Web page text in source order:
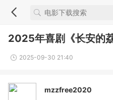
2025年喜剧《长安的
2025-09-30 21:40
mzzfree2020